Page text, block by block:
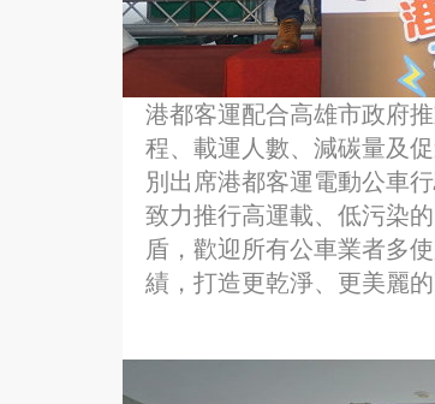
港都客運配合高雄市政府
程、載運人數、減碳量及
別出席港都客運電動公車
致力推行高運載、低污染
盾，歡迎所有公車業者多
績，打造更乾淨、更美麗的